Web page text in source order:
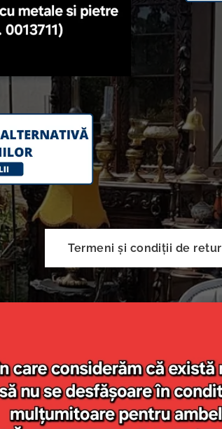
Termeni și condiții de retur